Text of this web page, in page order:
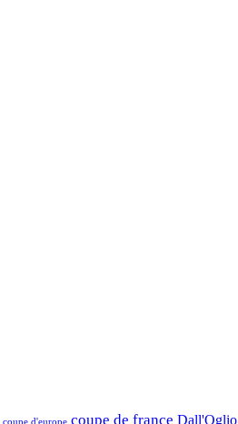
coupe d'europe coupe de france Dall'Oglio